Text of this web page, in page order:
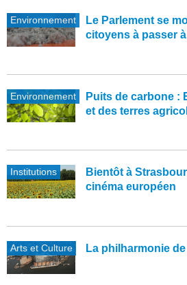
Environnement
Le Parlement se
citoyens à passer
Environnement
Puits de carbone :
et des terres
Institutions
Bientôt à
cinéma européen
Arts et Culture La philharmonie